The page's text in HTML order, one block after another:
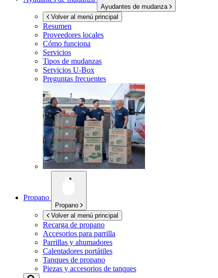
Ayudantes de mudanza
Volver al menú principal
Resumen
Proveedores locales
Cómo funciona
Servicios
Tipos de mudanzas
Servicios U-Box
Preguntas frecuentes
Propano
Propano
Volver al menú principal
Recarga de propano
Accesorios para parrilla
Parrillas y ahumadores
Calentadores portátiles
Tanques de propano
Piezas y accesorios de tanques